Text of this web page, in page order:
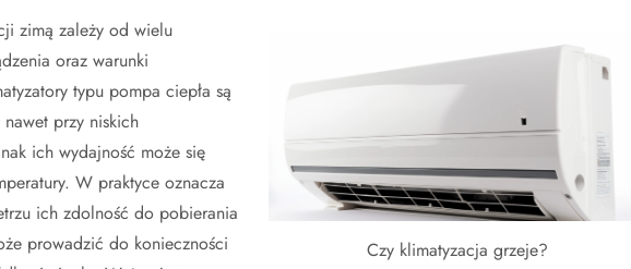
Czy klimatyzacja grzeje?
zimą zależy od wielu
oraz warunki
typu pompa ciepła są
przy niskich
ich wydajność może się
W praktyce oznacza
ich zdolność do pobierania
prowadzić do konieczności